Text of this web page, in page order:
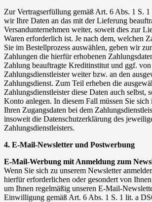
Zur Vertragserfüllung gemäß Art. 6 Abs. 1 S.
wir Ihre Daten an das mit der Lieferung
Versandunternehmen weiter, soweit dies zur
Waren erforderlich ist. Je nach dem, welchen
Sie im Bestellprozess auswählen, geben wir
Zahlungen die hierfür erhobenen
Zahlung beauftragte Kreditinstitut und ggf. von
Zahlungsdienstleister weiter bzw. an den
Zahlungsdienst. Zum Teil erheben die
Zahlungsdienstleister diese Daten auch selbst,
Konto anlegen. In diesem Fall müssen Sie
Ihren Zugangsdaten bei dem
insoweit die Datenschutzerklärung des
Zahlungsdienstleisters.
4. E-Mail-Newsletter und Postwerbung
E-Mail-Werbung mit Anmeldung zum
Wenn Sie sich zu unserem Newsletter
hierfür erforderlichen oder gesondert von
um Ihnen regelmäßig unseren E-Mail-
Einwilligung gemäß Art. 6 Abs. 1 S. 1 lit. a